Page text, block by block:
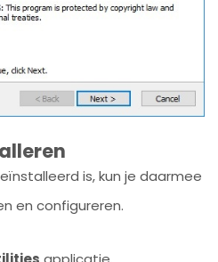
is, kun je daarmee
en configureren.